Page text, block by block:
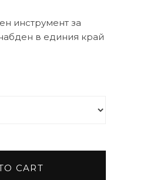
инструмент за
в единия край
quantity
CART